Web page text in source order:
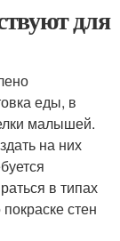
для
еды, в
малышей.
на них
в типах
стен